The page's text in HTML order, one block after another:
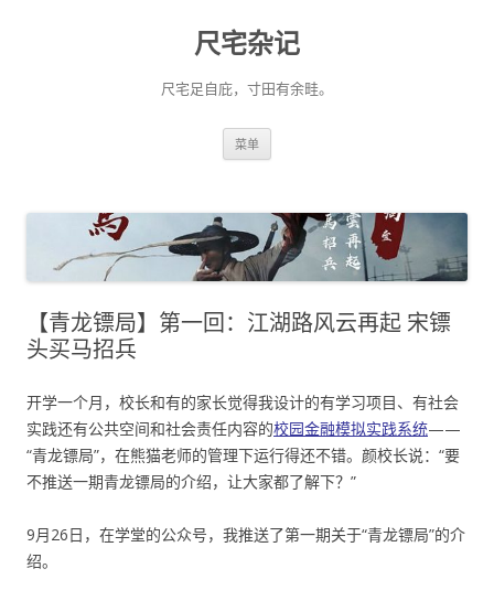
尺宅杂记
尺宅足自庇，寸田有余畦。
菜单
【青龙镖局】第一回：江湖路风云再起 宋镖
头买马招兵
开学一个月，校长和有的家长觉得我设计的有学习项目、有社会
实践还有公共空间和社会责任内容的校园金融模拟实践系统——
“青龙镖局”，在熊猫老师的管理下运行得还不错。颜校长说：“要
不推送一期青龙镖局的介绍，让大家都了解下？”
9月26日，在学堂的公众号，我推送了第一期关于“青龙镖局”的介
绍。